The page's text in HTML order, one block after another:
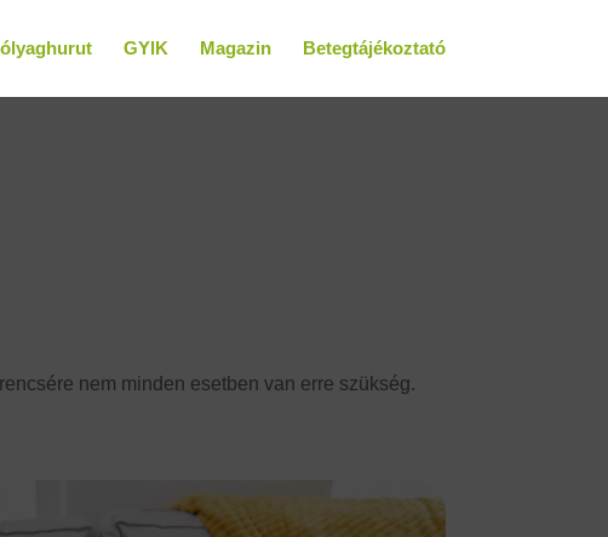
GYIK Magazin Betegtájékoztató
nem minden esetben van erre szükség.